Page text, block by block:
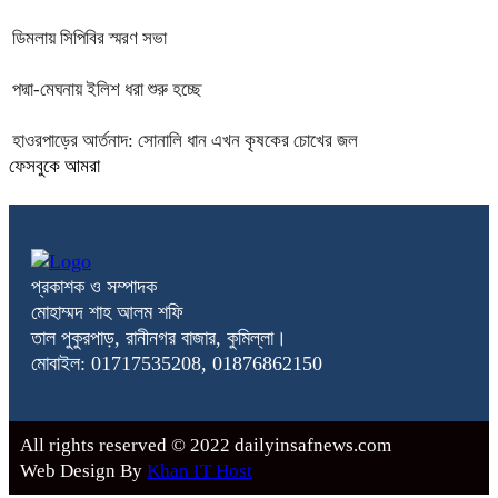
ডিমলায় সিপিবির স্মরণ সভা
পদ্মা-মেঘনায় ইলিশ ধরা শুরু হচ্ছে
হাওরপাড়ের আর্তনাদ: সোনালি ধান এখন কৃষকের চোখের জল
ফেসবুকে আমরা
প্রকাশক ও সম্পাদক
মোহাম্মদ শাহ আলম শফি
তাল পুকুরপাড়, রানীনগর বাজার, কুমিল্লা।
মোবাইল: 01717535208, 01876862150
All rights reserved © 2022 dailyinsafnews.com
Web Design By Khan IT Host